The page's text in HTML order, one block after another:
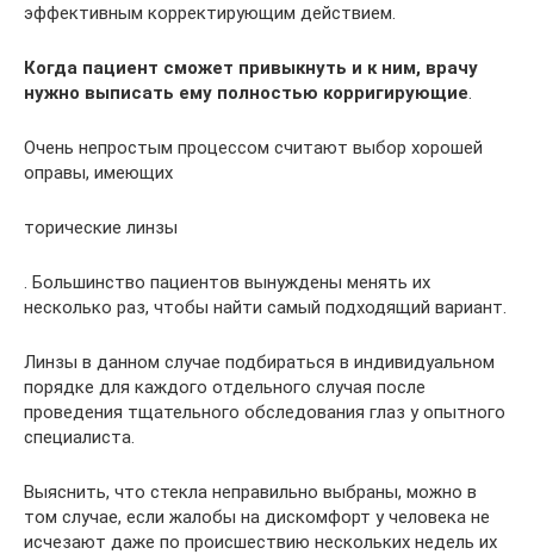
эффективным корректирующим действием.
Когда пациент сможет привыкнуть и к ним, врачу
нужно выписать ему полностью корригирующие.
Очень непростым процессом считают выбор хорошей
оправы, имеющих
торические линзы
. Большинство пациентов вынуждены менять их
несколько раз, чтобы найти самый подходящий вариант.
Линзы в данном случае подбираться в индивидуальном
порядке для каждого отдельного случая после
проведения тщательного обследования глаз у опытного
специалиста.
Выяснить, что стекла неправильно выбраны, можно в
том случае, если жалобы на дискомфорт у человека не
исчезают даже по происшествию нескольких недель их